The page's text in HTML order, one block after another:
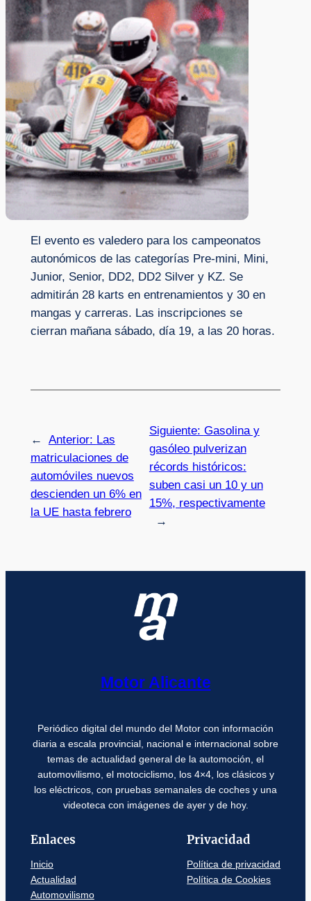
El evento es valedero para los campeonatos
autonómicos de las categorías Pre-mini, Mini,
Junior, Senior, DD2, DD2 Silver y KZ. Se
admitirán 28 karts en entrenamientos y 30 en
mangas y carreras. Las inscripciones se
cierran mañana sábado, día 19, a las 20 horas.
← Anterior: Las
matriculaciones de
automóviles nuevos
descienden un 6% en
la UE hasta febrero
Siguiente: Gasolina y
gasóleo pulverizan
récords históricos:
suben casi un 10 y un
15%, respectivamente
→
Motor Alicante
Periódico digital del mundo del Motor con información
diaria a escala provincial, nacional e internacional sobre
temas de actualidad general de la automoción, el
automovilismo, el motociclismo, los 4×4, los clásicos y
los eléctricos, con pruebas semanales de coches y una
videoteca con imágenes de ayer y de hoy.
Enlaces
Inicio
Actualidad
Automovilismo
Privacidad
Política de privacidad
Política de Cookies